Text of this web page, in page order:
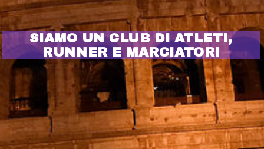
SIAMO UN CLUB DI ATLETI,
RUNNER E MARCIATORI